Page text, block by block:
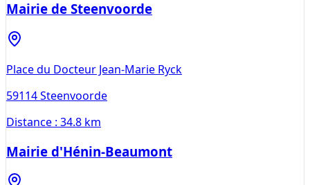
Mairie de Steenvoorde
Place du Docteur Jean-Marie Ryck
59114Steenvoorde
Distance : 34.8 km
Mairie d'Hénin-Beaumont